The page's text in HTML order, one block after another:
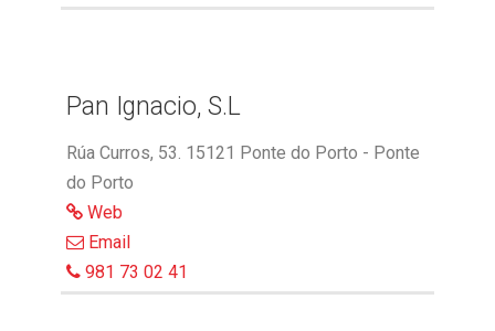
Pan Ignacio, S.L
Rúa Curros, 53. 15121 Ponte do Porto - Ponte
do Porto
Web
Email
981 73 02 41